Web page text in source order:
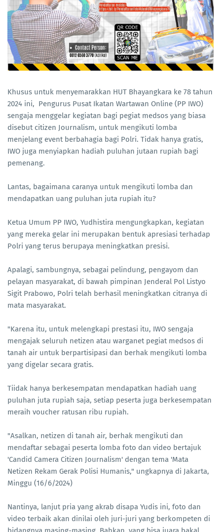
Khusus untuk menyemarakkan HUT Bhayangkara ke 78 tahun
2024 ini, Pengurus Pusat Ikatan Wartawan Online (PP IWO)
sengaja menggelar kegiatan bagi pegiat medsos yang biasa
disebut citizen Journalism, untuk mengikuti lomba
menjelang event berbahagia bagi Polri. Tidak hanya gratis,
IWO juga menyiapkan hadiah puluhan jutaan rupiah bagi
pemenang.
Lantas, bagaimana caranya untuk mengikuti lomba dan
mendapatkan uang puluhan juta rupiah itu?
Ketua Umum PP IWO, Yudhistira mengungkapkan, kegiatan
yang mereka gelar ini merupakan bentuk apresiasi terhadap
Polri yang terus berupaya meningkatkan presisi.
Apalagi, sambungnya, sebagai pelindung, pengayom dan
pelayan masyarakat, di bawah pimpinan Jenderal Pol Listyo
Sigit Prabowo, Polri telah berhasil meningkatkan citranya di
mata masyarakat.
"Karena itu, untuk melengkapi prestasi itu, IWO sengaja
mengajak seluruh netizen atau warganet pegiat medsos di
tanah air untuk berpartisipasi dan berhak mengikuti lomba
yang digelar secara gratis.
Tiidak hanya berkesempatan mendapatkan hadiah uang
puluhan juta rupiah saja, setiap peserta juga berkesempatan
meraih voucher ratusan ribu rupiah.
"Asalkan, netizen di tanah air, berhak mengikuti dan
mendaftar sebagai peserta lomba foto dan video bertajuk
'Candid Camera Citizen Journalism' dengan tema 'Mata
Netizen Rekam Gerak Polisi Humanis," ungkapnya di Jakarta,
Minggu (16/6/2024)
Nantinya, lanjut pria yang akrab disapa Yudis ini, foto dan
video terbaik akan dinilai oleh juri-juri yang berkompeten di